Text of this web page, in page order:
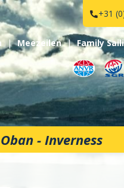
- Inverness
+31
Meezeilen Family